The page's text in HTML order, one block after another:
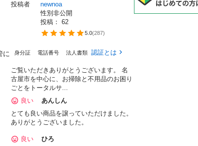
に
投稿者
newnoa
性別非公開
投稿： 62
5.0(287)
身分証 電話番号 法人書類 認証とは
ご覧いただきありがとうございます。 名
古屋市を中心に、お掃除と不用品のお困り
ごとをトータルサ...
良い
あんしん
とても良い商品を譲っていただけました。
ありがとうございました。
良い
ひろ